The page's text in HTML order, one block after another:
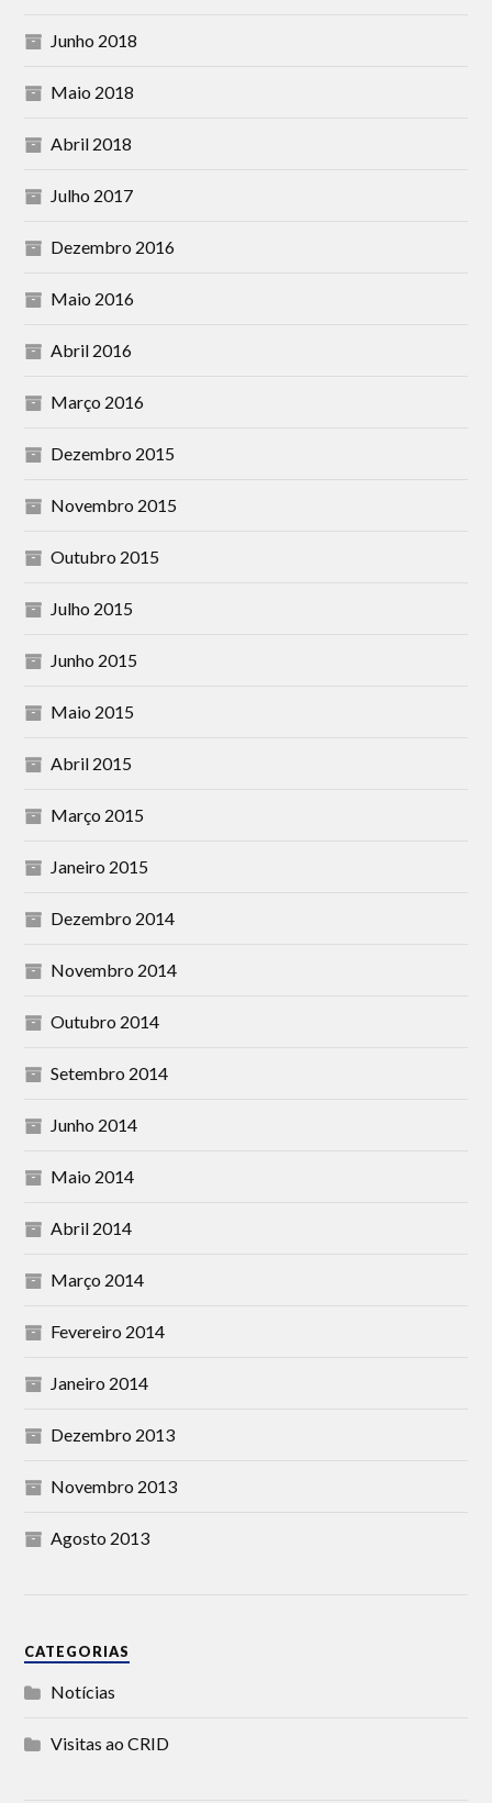
Junho 2018
Maio 2018
Abril 2018
Julho 2017
Dezembro 2016
Maio 2016
Abril 2016
Março 2016
Dezembro 2015
Novembro 2015
Outubro 2015
Julho 2015
Junho 2015
Maio 2015
Abril 2015
Março 2015
Janeiro 2015
Dezembro 2014
Novembro 2014
Outubro 2014
Setembro 2014
Junho 2014
Maio 2014
Abril 2014
Março 2014
Fevereiro 2014
Janeiro 2014
Dezembro 2013
Novembro 2013
Agosto 2013
CATEGORIAS
Notícias
Visitas ao CRID